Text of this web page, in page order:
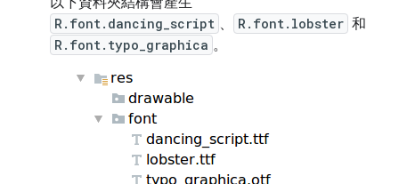
R.font.dancing_script 、 R.font.lobster 和
R.font.typo_graphica 。